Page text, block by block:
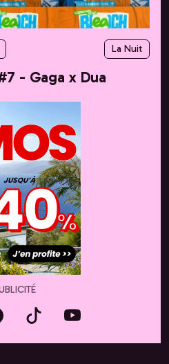
La Nuit
- Gaga x Dua